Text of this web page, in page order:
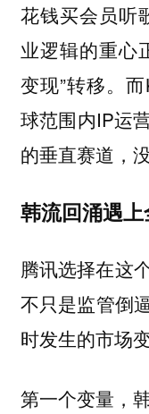
花钱买会员听
业逻辑的重心
变现”转移。
球范围内IP运
的垂直赛道，
韩流回涌遇
腾讯选择在这
不只是监管倒
时发生的市场变
第一个变量，